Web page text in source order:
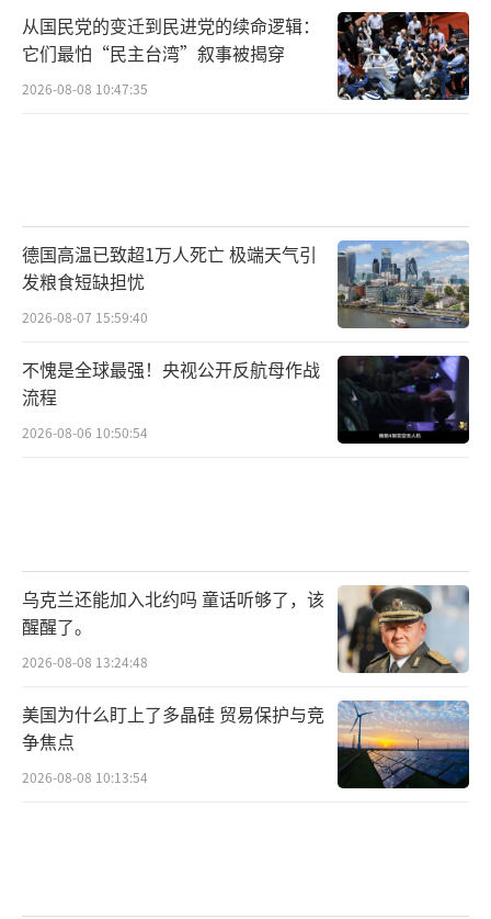
从国民党的变迁到民进党的续命逻辑：
它们最怕“民主台湾”叙事被揭穿
2026-08-08 10:47:35
德国高温已致超1万人死亡 极端天气引
发粮食短缺担忧
2026-08-07 15:59:40
不愧是全球最强！央视公开反航母作战
流程
2026-08-06 10:50:54
乌克兰还能加入北约吗 童话听够了，该
醒醒了。
2026-08-08 13:24:48
美国为什么盯上了多晶硅 贸易保护与竞
争焦点
2026-08-08 10:13:54